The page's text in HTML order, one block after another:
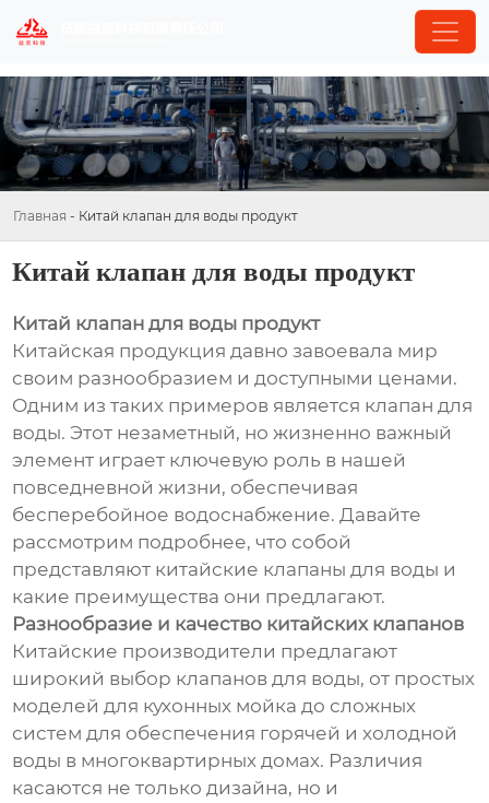
Главная - Китай клапан для воды продукт
Китай клапан для воды продукт
Китай клапан для воды продукт
Китайская продукция давно завоевала мир
своим разнообразием и доступными ценами.
Одним из таких примеров является клапан для
воды. Этот незаметный, но жизненно важный
элемент играет ключевую роль в нашей
повседневной жизни, обеспечивая
бесперебойное водоснабжение. Давайте
рассмотрим подробнее, что собой
представляют китайские клапаны для воды и
какие преимущества они предлагают.
Разнообразие и качество китайских клапанов
Китайские производители предлагают
широкий выбор клапанов для воды, от простых
моделей для кухонных мойка до сложных
систем для обеспечения горячей и холодной
воды в многоквартирных домах. Различия
касаются не только дизайна, но и